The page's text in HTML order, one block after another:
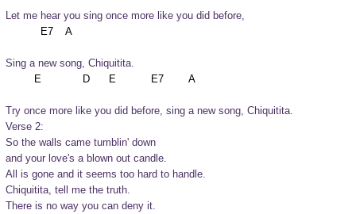
Let me hear you sing once more like you did before,
Sing a new song, Chiquitita.
Try once more like you did before, sing a new song, Chiquitita.
Verse 2:
So the walls came tumblin' down
and your love's a blown out candle.
All is gone and it seems too hard to handle.
Chiquitita, tell me the truth.
There is no way you can deny it.